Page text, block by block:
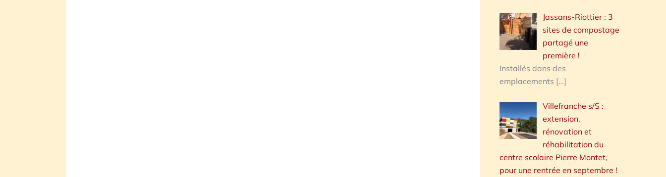
Jassans-Riottier : 3
sites de compostage
partagé une
première !
Installés dans des
emplacements […]
Villefranche s/S :
extension,
rénovation et
réhabilitation du
centre scolaire Pierre Montet,
pour une rentrée en septembre !